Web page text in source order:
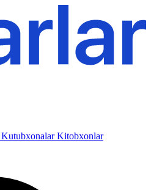
KutubxonalarKitobxonlar